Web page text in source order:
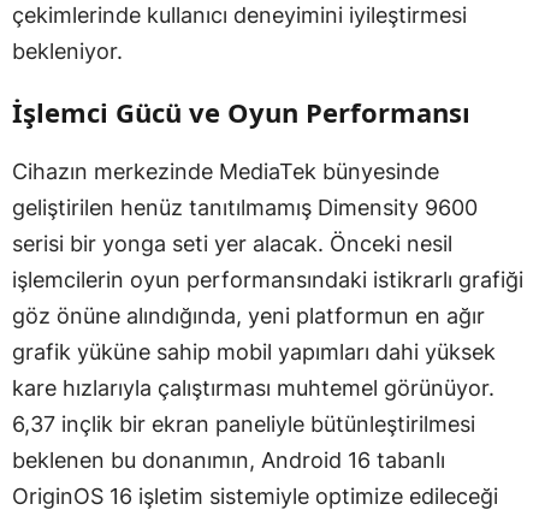
çekimlerinde kullanıcı deneyimini iyileştirmesi
bekleniyor.
İşlemci Gücü ve Oyun Performansı
Cihazın merkezinde MediaTek bünyesinde
geliştirilen henüz tanıtılmamış Dimensity 9600
serisi bir yonga seti yer alacak. Önceki nesil
işlemcilerin oyun performansındaki istikrarlı grafiği
göz önüne alındığında, yeni platformun en ağır
grafik yüküne sahip mobil yapımları dahi yüksek
kare hızlarıyla çalıştırması muhtemel görünüyor.
6,37 inçlik bir ekran paneliyle bütünleştirilmesi
beklenen bu donanımın, Android 16 tabanlı
OriginOS 16 işletim sistemiyle optimize edileceği